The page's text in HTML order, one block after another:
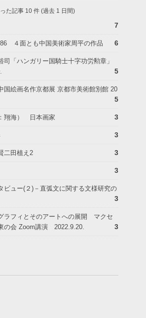
た記事 10 件 (過去 1 日間)
7
４面とも中国美術家周平の作品 6
司「ハンガリー国騎士十字功労勲章」
5
絵画名作京都展 京都市美術館別館 20
5
翔海） 日本画家 3
3
二田植え2 3
3
ビュー(２)－直弧文に関する文様研究の
3
ラフィとそのアートへの展開 マクセ
の会 Zoom講演 2022.9.20.
3